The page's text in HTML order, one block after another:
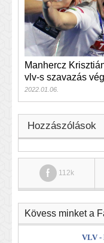
Manhercz
vlv-s szavazás
2022.01.06.
Hozzászólások
112k
Kövess minket a
VLV -